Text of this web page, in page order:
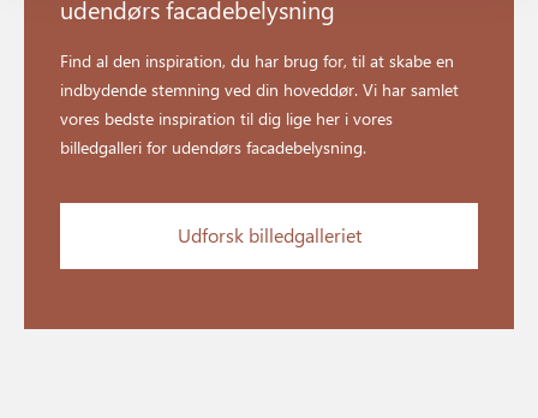
udendørs facadebelysning
Find al den inspiration, du har brug for, til at skabe en
indbydende stemning ved din hoveddør. Vi har samlet
vores bedste inspiration til dig lige her i vores
billedgalleri for udendørs facadebelysning.
Udforsk billedgalleriet